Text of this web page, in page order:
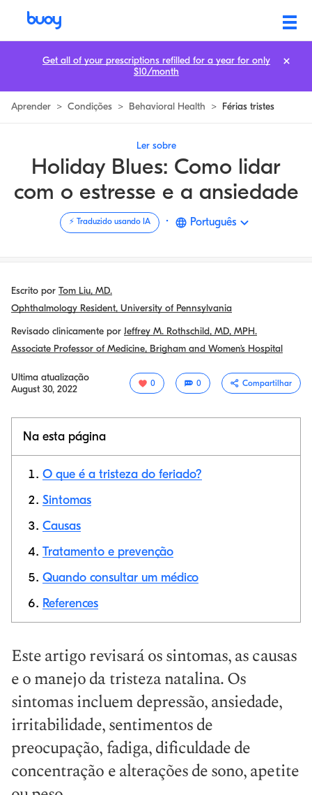
Aprender > Condições > Behavioral Health > Férias tristes
Ler sobre
Holiday Blues: Como lidar
com o estresse e a ansiedade
⚡️ Traduzido usando IA · Português
Escrito por Tom Liu, MD.
Ophthalmology Resident, University of Pennsylvania
Revisado clinicamente por Jeffrey M. Rothschild, MD, MPH.
Associate Professor of Medicine, Brigham and Women’s Hospital
Ultima atualização
August 30, 2022
0 0 Compartilhar
Na esta página
O que é a tristeza do feriado?
Sintomas
Causas
Tratamento e prevenção
Quando consultar um médico
References
Este artigo revisará os sintomas, as causas
e o manejo da tristeza natalina. Os
sintomas incluem depressão, ansiedade,
irritabilidade, sentimentos de
preocupação, fadiga, dificuldade de
concentração e alterações de sono, apetite
Get all of your prescriptions refilled for a year for only
$10/month